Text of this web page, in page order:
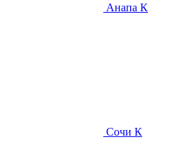
Анапа К
Сочи К